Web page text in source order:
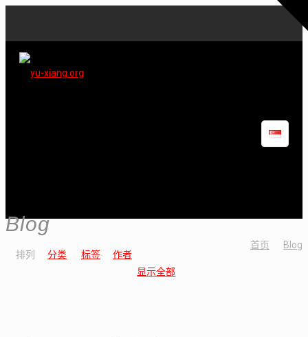
Blog
首页
Blog
排列
分类 标签
作者
显示全部